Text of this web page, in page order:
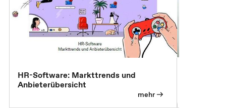
HR-Software: Markttrends und
Anbieterübersicht
mehr